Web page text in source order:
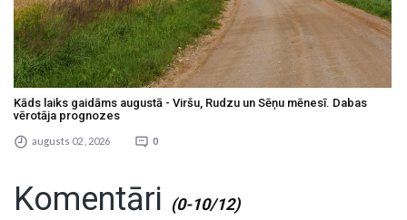
Kāds laiks gaidāms augustā - Viršu, Rudzu un Sēņu mēnesī. Dabas
vērotāja prognozes
augusts 02 , 2026 0
Komentāri (0-10/12)